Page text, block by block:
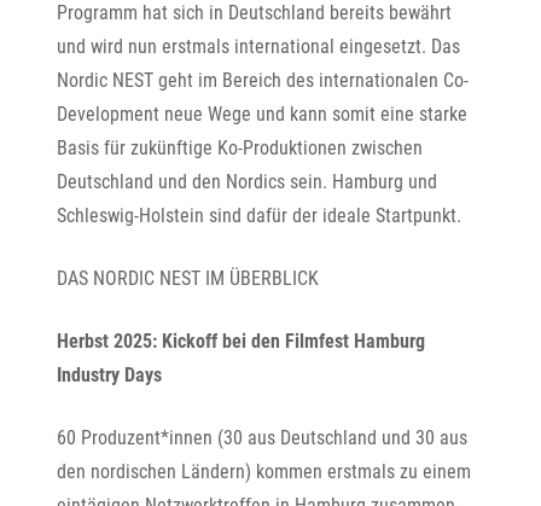
Programm hat sich in Deutschland bereits bewährt
und wird nun erstmals international eingesetzt. Das
Nordic NEST geht im Bereich des internationalen Co-
Development neue Wege und kann somit eine starke
Basis für zukünftige Ko-Produktionen zwischen
Deutschland und den Nordics sein. Hamburg und
Schleswig-Holstein sind dafür der ideale Startpunkt.
DAS NORDIC NEST IM ÜBERBLICK
Herbst 2025: Kickoff bei den Filmfest Hamburg
Industry Days
60 Produzent*innen (30 aus Deutschland und 30 aus
den nordischen Ländern) kommen erstmals zu einem